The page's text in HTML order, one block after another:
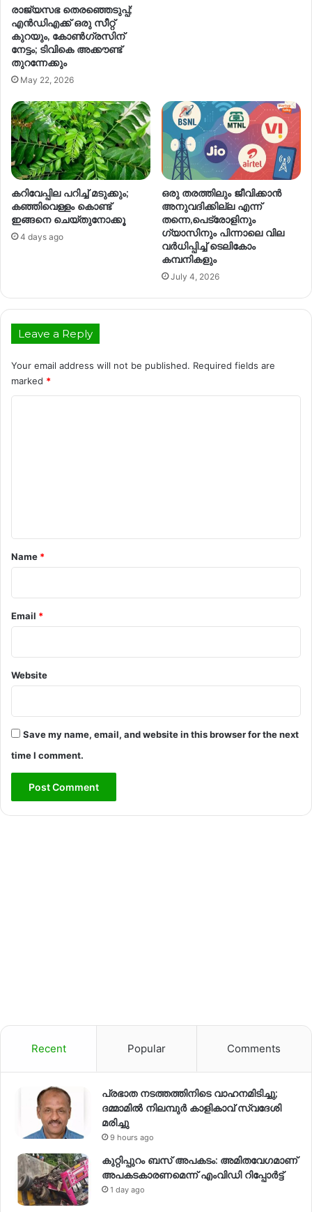
രാജ്യസഭ തെരഞ്ഞെടുപ്പ്;
എൻഡിഎക്ക് ഒരു സീറ്റ്
കുറയും, കോൺഗ്രസിന്
നേട്ടം; ടിവികെ അക്കൗണ്ട്
തുറന്നേക്കും
May 22, 2026
കറിവേപ്പില പറിച്ച് മടുക്കും;
കഞ്ഞിവെള്ളം കൊണ്ട്
ഇങ്ങനെ ചെയ്തുനോക്കൂ
4 days ago
ഒരു തരത്തിലും ജീവിക്കാൻ
അനുവദിക്കില്ല എന്ന്
തന്നെ,പെട്രോളിനും
ഗ്യാസിനും പിന്നാലെ വില
വര്‍ധിപ്പിച്ച്‌ ടെലികോം
കമ്പനികളും
July 4, 2026
Leave a Reply
Your email address will not be published. Required fields are
marked *
*
Name *
Email *
Website
Save my name, email, and website in this browser for the next
time I comment.
Recent Popular Comments
പ്രഭാത നടത്തത്തിനിടെ വാഹനമിടിച്ചു;
ദമ്മാമിൽ നിലമ്പുർ കാളികാവ് സ്വദേശി
മരിച്ചു
9 hours ago
കുറ്റിപ്പുറം ബസ് അപകടം: അമിതവേഗമാണ്
അപകടകാരണമെന്ന് എംവിഡി റിപ്പോർട്ട്
1 day ago